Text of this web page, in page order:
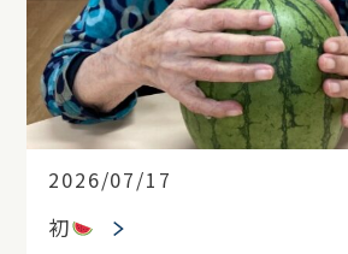
2026/07/17
初